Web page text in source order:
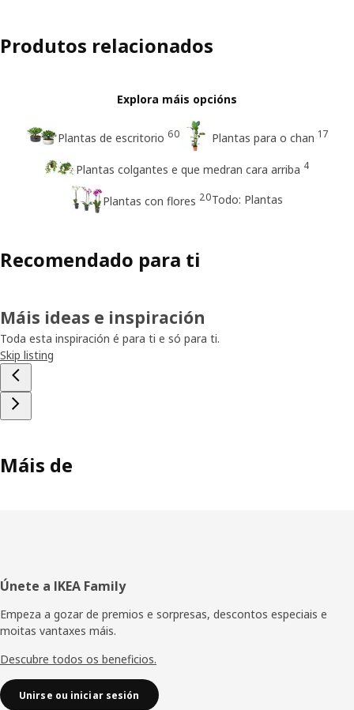
Produtos relacionados
Explora máis opcións
Plantas de escritorio 60 Plantas para o chan 17
Plantas colgantes e que medran cara arriba 4
Plantas con flores 20Todo: Plantas
Recomendado para ti
Máis ideas e inspiración
Toda esta inspiración é para ti e só para ti.
Skip listing
Máis de
Pé
de
páxina
Únete a IKEA Family
Empeza a gozar de premios e sorpresas, descontos especiais e
moitas vantaxes máis.
Descubre todos os beneficios.
Unirse ou iniciar sesión